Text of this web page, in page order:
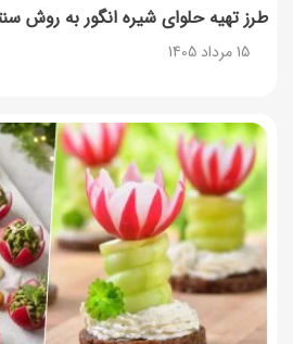
طرز تهیه حلوای شیره انگور به روش
15 مرداد 1405
طرز تهیه پش ملبا (پیچ
13 مرداد 1405
طرز تهیه حلوای بحرینی؛
13 مرداد 1405